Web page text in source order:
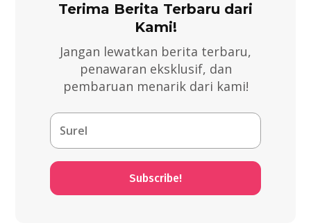
Terima Berita Terbaru dari
Kami!
Jangan lewatkan berita terbaru,
penawaran eksklusif, dan
pembaruan menarik dari kami!
Subscribe!